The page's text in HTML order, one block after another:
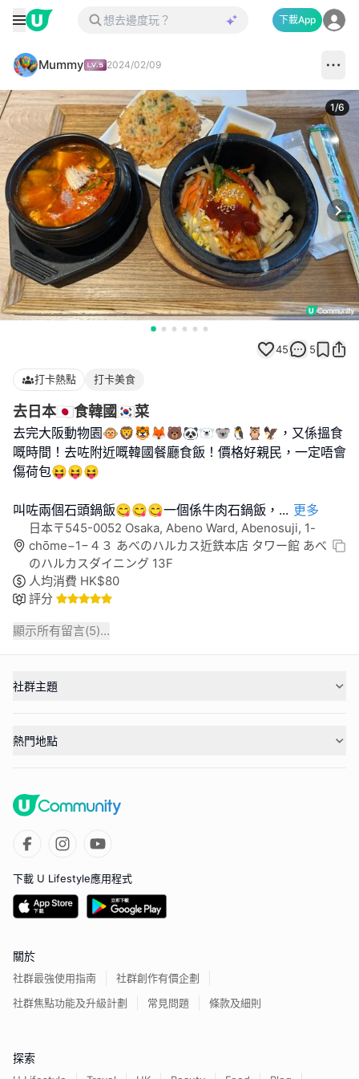
下載App
Mummy 2024/02/09
1/6
45 5
打卡熱點 打卡美食
去日本🇯🇵食韓國🇰🇷菜
去完大阪動物園🐵🦁🐯🦊🐻🐼🐻‍❄️🐨🐧🦉🦅，又係搵食
嘅時間！去咗附近嘅韓國餐廳食飯！價格好親民，一定唔會
傷荷包😝😝😝
叫咗兩個石頭鍋飯😋😋😋一個係牛肉石鍋飯， ... 更多
日本〒545-0052 Osaka, Abeno Ward, Abenosuji, 1-
chōme−1−４３ あべのハルカス近鉄本店 タワー館 あべ
のハルカスダイニング 13F
人均消費 HK$80
評分
顯示所有留言(5)...
社群主題
熱門地點
下載 U Lifestyle應用程式
關於
社群最強使用指南
社群創作有價企劃
社群焦點功能及升級計劃
常見問題 條款及細則
探索